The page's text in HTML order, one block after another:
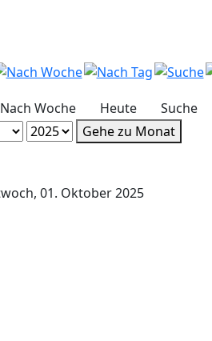
Nach Woche Heute Suche
Gehe zu Monat
01. Oktober 2025